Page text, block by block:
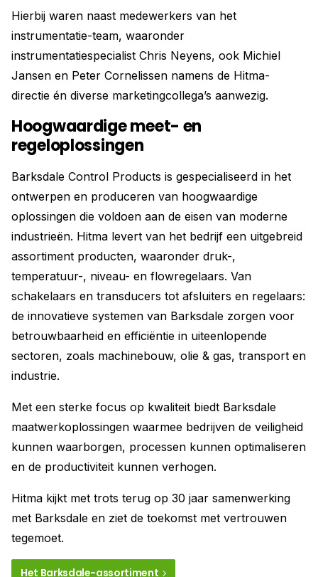
Hierbij waren naast medewerkers van het
instrumentatie-team, waaronder
instrumentatiespecialist Chris Neyens, ook Michiel
Jansen en Peter Cornelissen namens de Hitma-
directie én diverse marketingcollega’s aanwezig.
Hoogwaardige meet- en
regeloplossingen
Barksdale Control Products is gespecialiseerd in het
ontwerpen en produceren van hoogwaardige
oplossingen die voldoen aan de eisen van moderne
industrieën. Hitma levert van het bedrijf een uitgebreid
assortiment producten, waaronder druk-,
temperatuur-, niveau- en flowregelaars. Van
schakelaars en transducers tot afsluiters en regelaars:
de innovatieve systemen van Barksdale zorgen voor
betrouwbaarheid en efficiëntie in uiteenlopende
sectoren, zoals machinebouw, olie & gas, transport en
industrie.
Met een sterke focus op kwaliteit biedt Barksdale
maatwerkoplossingen waarmee bedrijven de veiligheid
kunnen waarborgen, processen kunnen optimaliseren
en de productiviteit kunnen verhogen.
Hitma kijkt met trots terug op 30 jaar samenwerking
met Barksdale en ziet de toekomst met vertrouwen
tegemoet.
Het Barksdale-assortiment